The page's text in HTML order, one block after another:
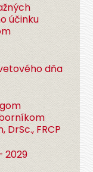
účinku
dňa
FRCP
2029